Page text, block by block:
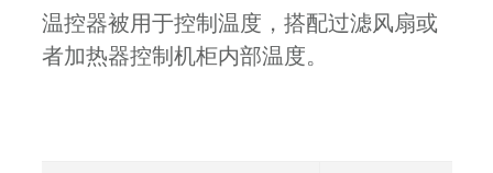
温控器被用于控制温度，搭配过滤风扇或
者加热器控制机柜内部温度。